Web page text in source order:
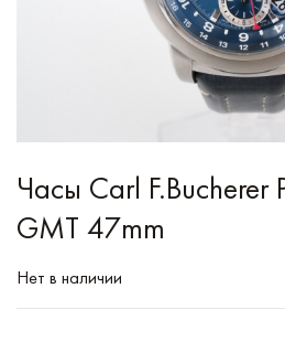
Часы Carl F.Bucherer
GMT 47mm
Нет в наличии